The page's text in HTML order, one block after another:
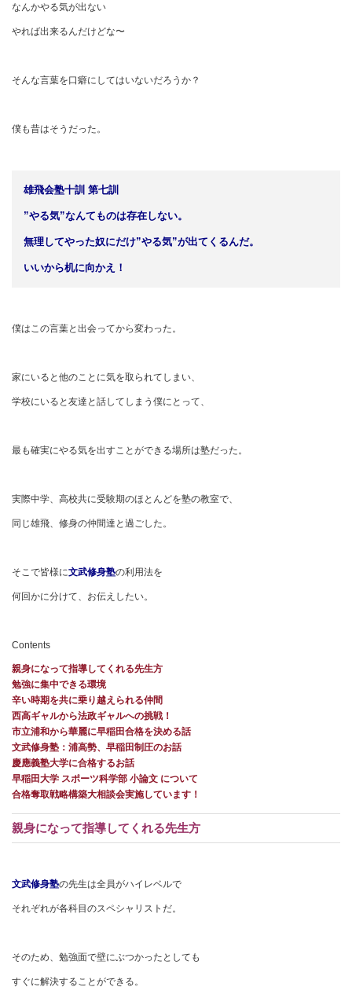
なんかやる気が出ない
やれば出来るんだけどな〜
そんな言葉を口癖にしてはいないだろうか？
僕も昔はそうだった。
雄飛会塾十訓 第七訓
”やる気”なんてものは存在しない。
無理してやった奴にだけ”やる気”が出てくるんだ。
いいから机に向かえ！
僕はこの言葉と出会ってから変わった。
家にいると他のことに気を取られてしまい、
学校にいると友達と話してしまう僕にとって、
最も確実にやる気を出すことができる場所は塾だった。
実際中学、高校共に受験期のほとんどを塾の教室で、
同じ雄飛、修身の仲間達と過ごした。
そこで皆様に文武修身塾の利用法を
何回かに分けて、お伝えしたい。
Contents
親身になって指導してくれる先生方
勉強に集中できる環境
辛い時期を共に乗り越えられる仲間
西高ギャルから法政ギャルへの挑戦！
市立浦和から華麗に早稲田合格を決める話
文武修身塾：浦高勢、早稲田制圧のお話
慶應義塾大学に合格するお話
早稲田大学 スポーツ科学部 小論文 について
合格奪取戦略構築大相談会実施しています！
親身になって指導してくれる先生方
文武修身塾の先生は全員がハイレベルで
それぞれが各科目のスペシャリストだ。
そのため、勉強面で壁にぶつかったとしても
すぐに解決することができる。